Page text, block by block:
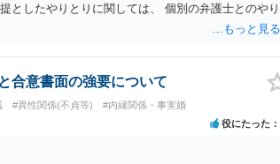
としたやりとりに関しては、 個別の弁護士とのやり
合意書面の強要について
#異性関係(不貞等) #内縁関係・事実婚
役にたった